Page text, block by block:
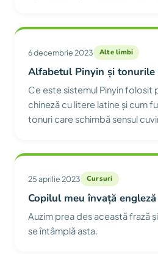
6 decembrie 2023 Alte limbi
Alfabetul Pinyin și tonurile
Ce este sistemul Pinyin folosit
chineză cu litere latine și cum
tonuri care schimbă sensul
25 aprilie 2023 Cursuri
Copilul meu învață
Auzim prea des această frază
se întâmplă asta.